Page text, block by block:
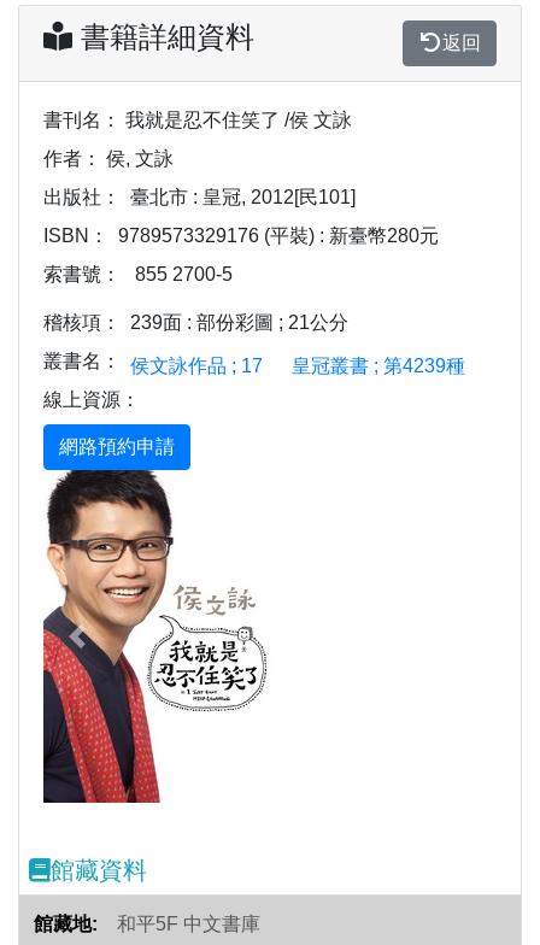
書籍詳細資料 返回
書刊名：
我就是忍不住笑了 /侯 文詠
作者：
侯, 文詠
出版社：
臺北市 : 皇冠, 2012[民101]
ISBN：
9789573329176 (平裝) : 新臺幣280元
索書號：
855 2700-5
稽核項：
239面 : 部份彩圖 ; 21公分
叢書名：
侯文詠作品 ; 17
皇冠叢書 ; 第4239種
線上資源：
Previous
館藏資料
和平5F 中文書庫